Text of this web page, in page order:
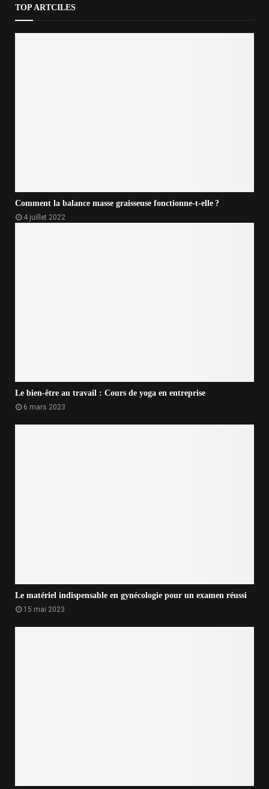
TOP ARTCILES
Comment la balance masse graisseuse fonctionne-t-elle ?
4 juillet 2022
Le bien-être au travail : Cours de yoga en entreprise
6 mars 2023
Le matériel indispensable en gynécologie pour un examen réussi
15 mai 2023